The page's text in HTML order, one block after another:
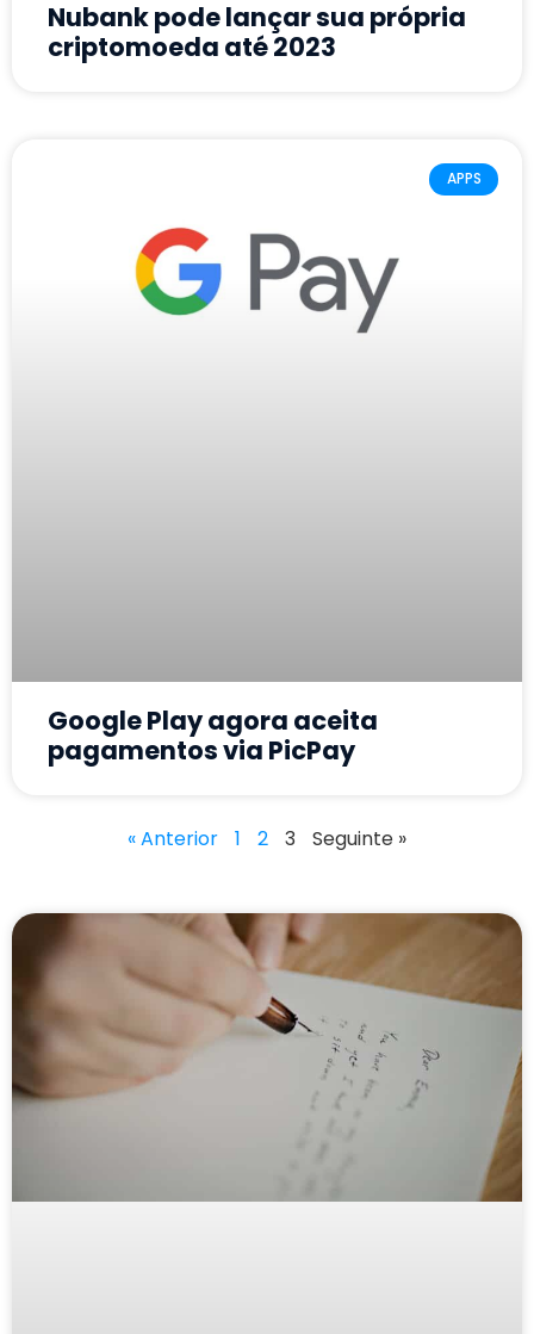
Nubank pode lançar sua própria
criptomoeda até 2023
APPS
Google Play agora aceita
pagamentos via PicPay
« Anterior 1 2 3 Seguinte »